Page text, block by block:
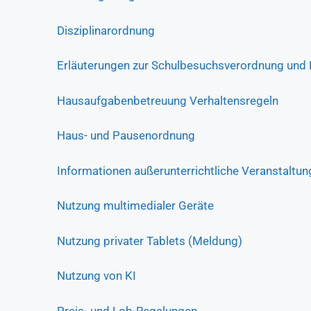
Disziplinarordnung
Erläuterungen zur Schulbesuchsverordnung
Hausaufgabenbetreuung Verhaltensregeln
Haus- und Pausenordnung
Informationen außerunterrichtliche
Nutzung multimedialer Geräte
Nutzung privater Tablets (Meldung)
Nutzung von KI